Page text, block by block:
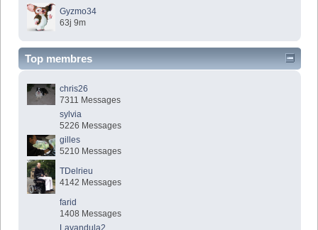
Gyzmo34
63j 9m
Top membres
chris26
7311 Messages
sylvia
5226 Messages
gilles
5210 Messages
TDelrieu
4142 Messages
farid
1408 Messages